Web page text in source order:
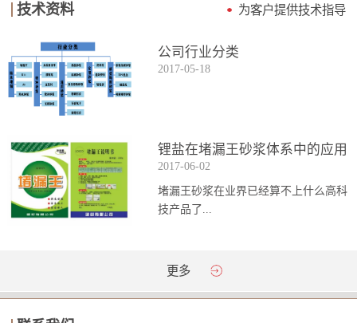
技术资料 为客户提供技术指导
公司行业分类
2017-05-18
锂盐在堵漏王砂浆体系中的应用
2017-06-02
堵漏王砂浆在业界已经算不上什么高科
技产品了...
。简单来说它就是一种能够迅速凝固的
通砂浆的强...
更多